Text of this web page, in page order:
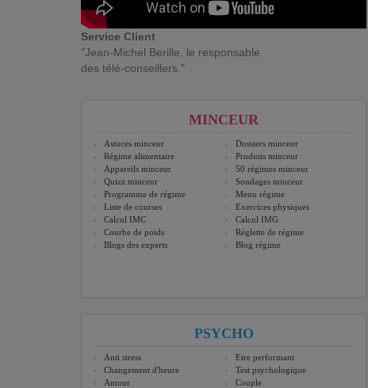
Service Client
"Jean-Michel Berille, le responsable
des télé-conseillers."
MINCEUR
Astuces minceur
Dossiers minceur
Régime alimentaire
Produits minceur
Appareils minceur
50 régimes minceur
Quizz minceur
Sondages minceur
Programme de régime
Menu régime
Liste de courses
Exercices physiques
Calcul IMC
Calcul IMG
Courbe de poids
Réglette de régime
Blogs des experts
Blog régime
PSYCHO
Anti stress
Etre performant
Changement d'heure
Test psychologique
Amour
Couple